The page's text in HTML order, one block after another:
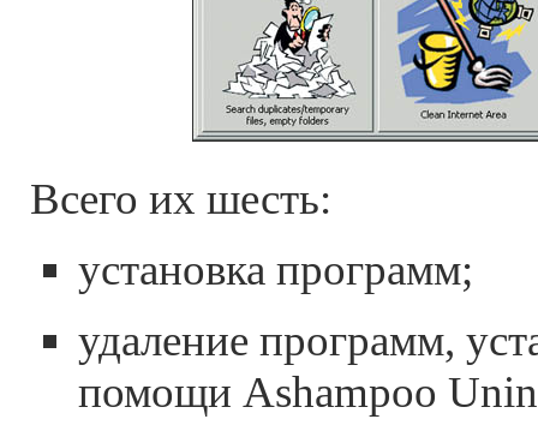
Всего их шесть:
установка программ;
удаление программ,
помощи Ashampoo